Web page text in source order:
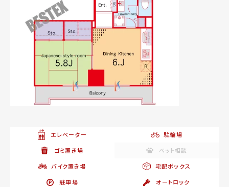
エレベーター
駐輪場
ゴミ置き場
ペット相談
バイク置き場
宅配ボックス
駐車場
オートロック